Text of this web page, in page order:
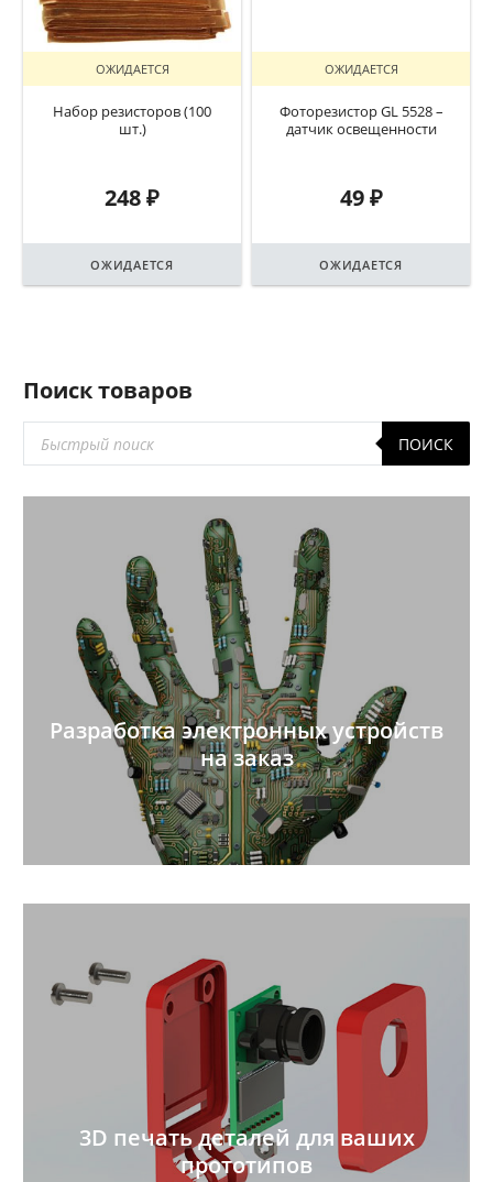
ОЖИДАЕТСЯ
Набор резисторов (100
шт.)
248₽
ОЖИДАЕТСЯ
ОЖИДАЕТСЯ
Фоторезистор GL 5528 –
датчик освещенности
49₽
ОЖИДАЕТСЯ
Поиск товаров
товаров
ПОИСК
Разработка электронных устройств
на заказ
3D печать деталей для ваших
прототипов